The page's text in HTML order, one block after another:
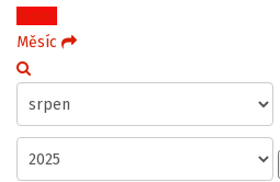
Týden
Měsíc